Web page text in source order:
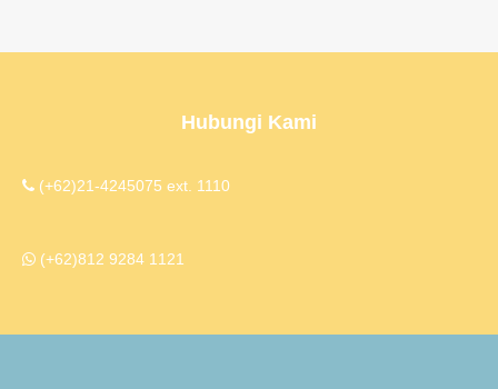
Hubungi Kami
(+62)21-4245075 ext. 1110
(+62)812 9284 1121